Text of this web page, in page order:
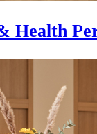
Health